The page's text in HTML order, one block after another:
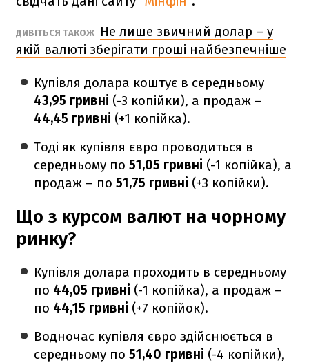
ДИВІТЬСЯ ТАКОЖ
Не лише звичний долар – у
якій валюті зберігати гроші найбезпечніше
Купівля долара коштує в середньому
43,95 гривні (-3 копійки), а продаж –
44,45 гривні (+1 копійка).
Тоді як купівля євро проводиться в
середньому по 51,05 гривні (-1 копійка), а
продаж – по51,75 гривні (+3 копійки).
Що з курсом валют на чорному
ринку?
Купівля долара проходить в середньому
по 44,05 гривні (-1 копійка), а продаж –
по 44,15 гривні (+7 копійок).
Водночас купівля євро здійснюється в
середньому по51,40 гривні (-4 копійки),